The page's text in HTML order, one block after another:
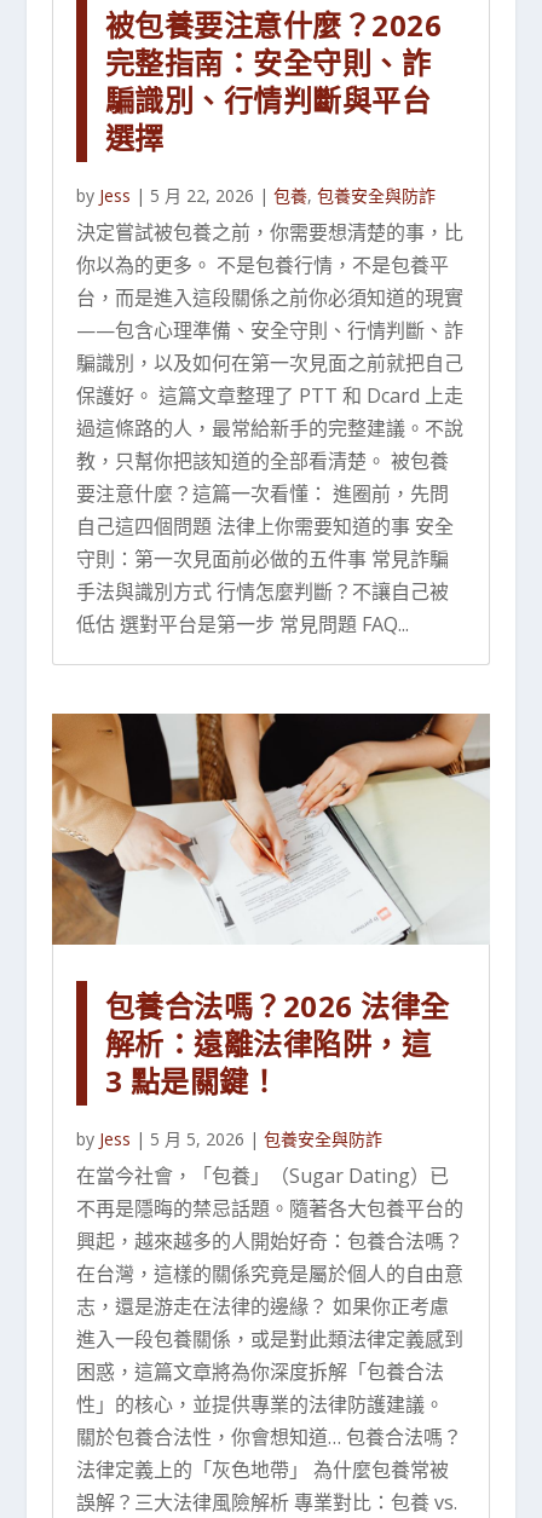
被包養要注意什麼？2026
完整指南：安全守則、詐
騙識別、行情判斷與平台
選擇
by Jess | 5 月 22, 2026 | 包養, 包養安全與防詐
決定嘗試被包養之前，你需要想清楚的事，比
你以為的更多。 不是包養行情，不是包養平
台，而是進入這段關係之前你必須知道的現實
——包含心理準備、安全守則、行情判斷、詐
騙識別，以及如何在第一次見面之前就把自己
保護好。 這篇文章整理了 PTT 和 Dcard 上走
過這條路的人，最常給新手的完整建議。不說
教，只幫你把該知道的全部看清楚。 被包養
要注意什麼？這篇一次看懂： 進圈前，先問
自己這四個問題 法律上你需要知道的事 安全
守則：第一次見面前必做的五件事 常見詐騙
手法與識別方式 行情怎麼判斷？不讓自己被
低估 選對平台是第一步 常見問題 FAQ...
包養合法嗎？2026 法律全
解析：遠離法律陷阱，這
3 點是關鍵！
by Jess | 5 月 5, 2026 | 包養安全與防詐
在當今社會，「包養」（Sugar Dating）已
不再是隱晦的禁忌話題。隨著各大包養平台的
興起，越來越多的人開始好奇：包養合法嗎？
在台灣，這樣的關係究竟是屬於個人的自由意
志，還是游走在法律的邊緣？ 如果你正考慮
進入一段包養關係，或是對此類法律定義感到
困惑，這篇文章將為你深度拆解「包養合法
性」的核心，並提供專業的法律防護建議。
關於包養合法性，你會想知道… 包養合法嗎？
法律定義上的「灰色地帶」 為什麼包養常被
誤解？三大法律風險解析 專業對比：包養 vs.